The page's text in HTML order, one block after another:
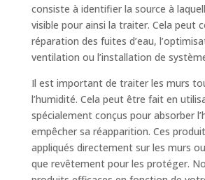
consiste à identifier la source à
visible pour ainsi la traiter. Cela peut
réparation des fuites d’eau,
ventilation ou l’installation de
Il est important de traiter les murs
l’humidité. Cela peut être fait en
spécialement conçus pour absorber
empêcher sa réapparition. Ces
appliqués directement sur les murs
que revêtement pour les protéger.